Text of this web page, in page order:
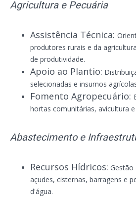
Agricultura e Pecuária
Assistência Técnica:
produtores rurais e da
de produtividade.
Apoio ao Plantio:
selecionadas e insumos
Fomento Agropecuário:
hortas comunitárias, avicultura
Abastecimento e
Recursos Hídricos: Gestão
açudes, cisternas, barragens e
d'água.